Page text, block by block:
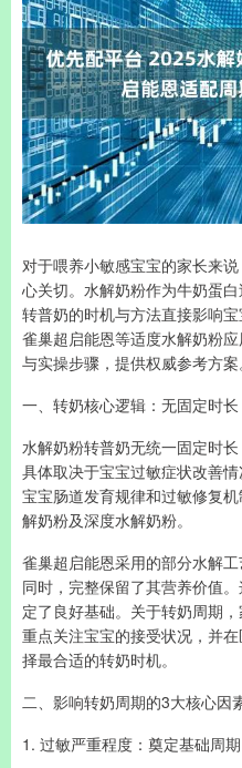
对于喂养小敏感宝宝的家长来
心关切。水解奶粉作为牛奶蛋
转普奶的时机与方法直接影响
雀巢超启能恩等适度水解奶粉
与实操步骤，提供权威参考方案
一、转奶核心逻辑：无固定时
水解奶粉转普奶无统一固定时
具体取决于宝宝过敏症状改善
宝宝肠道发育规律和过敏修复
解奶粉及深度水解奶粉。
雀巢超启能恩采用的部分水解
同时，完整保留了其营养价值
定了良好基础。关于转奶周期
重点关注宝宝的接受状况，并
择最合适的转奶时机。
二、影响转奶周期的3大核心因
1. 过敏严重程度：奠定基础周期